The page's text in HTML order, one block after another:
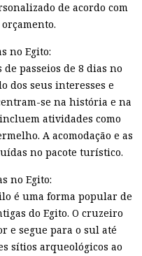
de acordo com
no Egito:
passeios de 8 dias no
dos seus interesses e
se na história e na
atividades como
A acomodação e as
no pacote turístico.
no Egito:
é uma forma popular de
do Egito. O cruzeiro
e segue para o sul até
sítios arqueológicos ao